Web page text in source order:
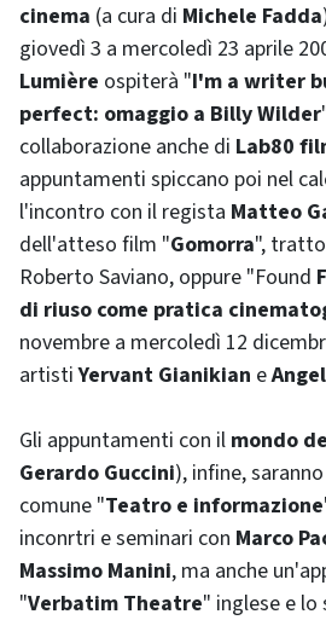
cinema (a cura di Michele Fadda
giovedì 3 a mercoledì 23 aprile
Lumière ospiterà "I'm a writer
perfect: omaggio a Billy Wilder
collaborazione anche di Lab80
appuntamenti spiccano poi nel
l'incontro con il regista Matteo
dell'atteso film "Gomorra",
Roberto Saviano, oppure "Found
di riuso come pratica
novembre a mercoledì 12
artistiYervant Gianikian e
Gli appuntamenti con il mondo
Gerardo Guccini), infine,
comune "Teatro e informazione
inconrtri e seminari con Marco
Massimo Manini, ma anche
"Verbatim Theatre" inglese e